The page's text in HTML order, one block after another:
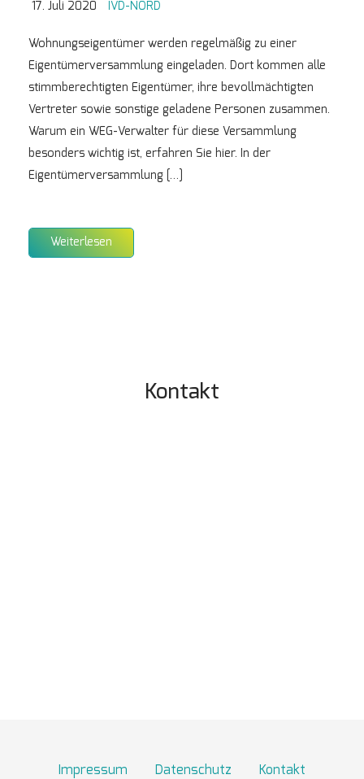
17. Juli 2020 IVD-NORD
Wohnungseigentümer werden regelmäßig zu einer
Eigentümerversammlung eingeladen. Dort kommen alle
stimmberechtigten Eigentümer, ihre bevollmächtigten
Vertreter sowie sonstige geladene Personen zusammen.
Warum ein WEG-Verwalter für diese Versammlung
besonders wichtig ist, erfahren Sie hier. In der
Eigentümerversammlung […]
Weiterlesen
Kontakt
Impressum Datenschutz Kontakt